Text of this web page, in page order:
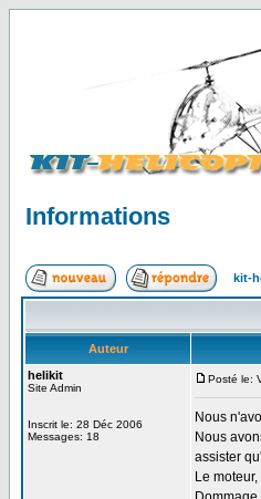
Informations
kit-
Auteur
helikit
Site Admin
Inscrit le: 28 Déc 2006
Messages: 18
Posté le:
Nous
Nous
assister
Le